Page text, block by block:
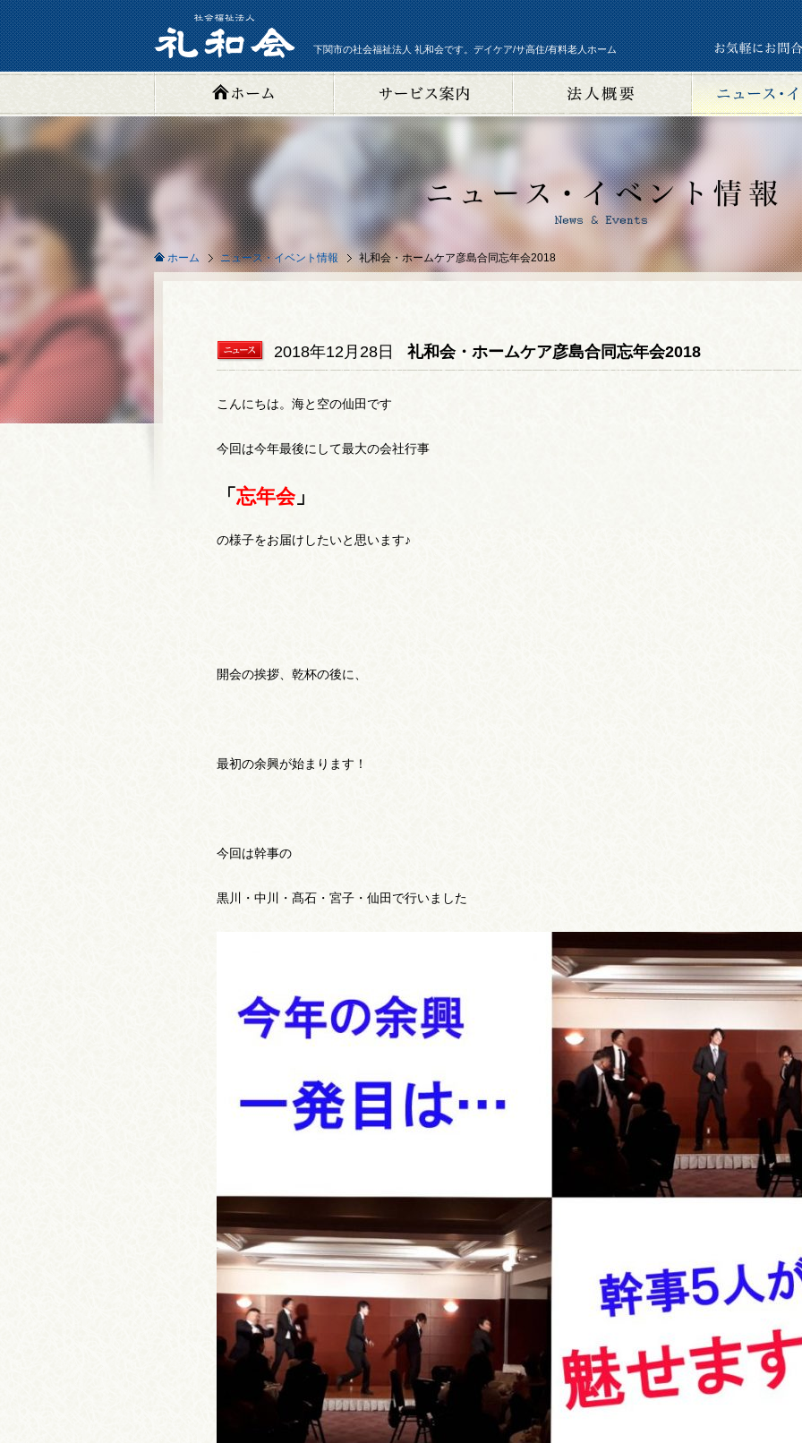
下関市の社会福祉法人 礼和会です。デイケア/サ高住/有料老人ホーム
ホーム ニュース・イベント情報 礼和会・ホームケア彦島合同忘年会2018
2018年12月28日 礼和会・ホームケア彦島合同忘年会2018
こんにちは。海と空の仙田です
今回は今年最後にして最大の会社行事
「 忘年会」
の様子をお届けしたいと思います♪
開会の挨拶、乾杯の後に、
最初の余興が始まります！
今回は幹事の
黒川・中川・髙石・宮子・仙田で行いました